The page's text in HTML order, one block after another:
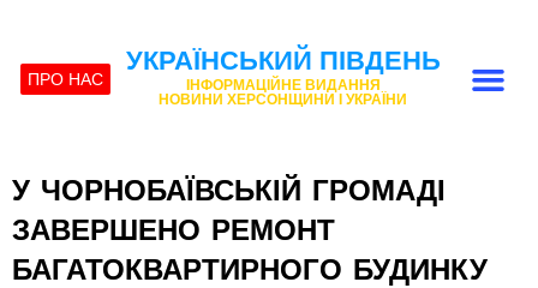
ПРО НАС
УКРАЇНСЬКИЙ ПІВДЕНЬ
ІНФОРМАЦІЙНЕ ВИДАННЯ
НОВИНИ ХЕРСОНЩИНИ І УКРАЇНИ
У ЧОРНОБАЇВСЬКІЙ ГРОМАДІ
ЗАВЕРШЕНО РЕМОНТ
БАГАТОКВАРТИРНОГО БУДИНКУ